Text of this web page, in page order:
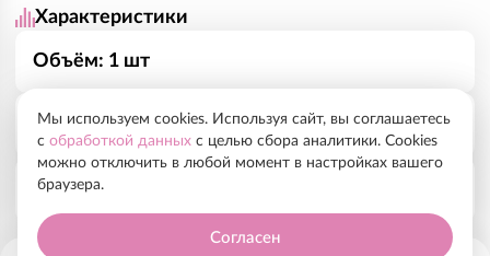
Характеристики
Объём: 1 шт
Рекомендованный курс, показания
Махровые хлопковые (360-400 г/м2) чехлы для
кушеток обеспечивают гигиену клиентов и
защищают оборудование. Благодаря резинке чехлы
Состав
Мы используем cookies. Используя сайт, вы соглашаетесь
с обработкой данных с целью сбора аналитики. Cookies
можно отключить в любой момент в настройках вашего
браузера.
Согласен